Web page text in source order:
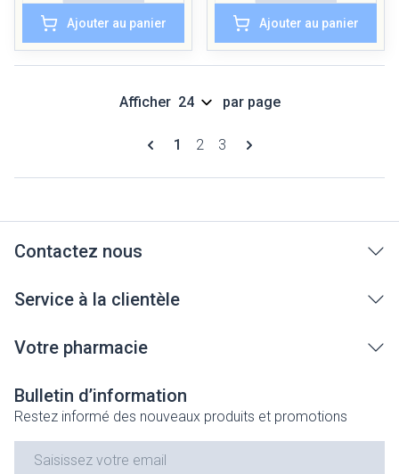
Ajouter au panier Ajouter au panier
Pages
Vous lisez actuellement la page
1 Page
2 Page
3
Afficher par page
Contactez nous
Service à la clientèle
Votre pharmacie
Bulletin d’information
Restez informé des nouveaux produits et promotions